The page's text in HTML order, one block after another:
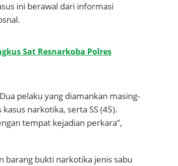
ini berawal dari informasi
Sat Resnarkoba Polres
pelaku yang diamankan masing-
narkotika, serta SS (45).
tempat kejadian perkara”,
barang bukti narkotika jenis sabu